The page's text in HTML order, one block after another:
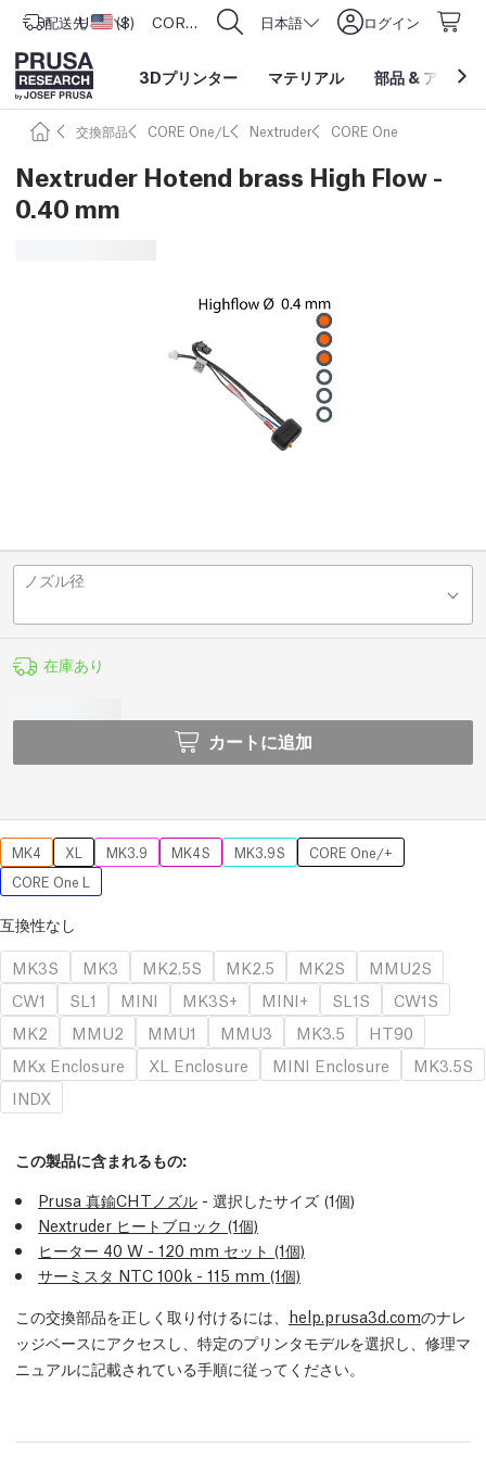
配送先 アメリカ合衆国
USD ($) CORE One L: Now In Stock! 日本語 ログイン
3Dプリンター マテリアル 部品 & アクセ
交換部品 CORE One/L Nextruder CORE One
Nextruder Hotend brass High Flow -
0.40 mm
ノズル径
在庫あり
カートに追加
MK4 XL MK3.9 MK4S MK3.9S
CORE One/+
CORE One L
互換性なし
MK3S
MK3 MK2.5S MK2.5 MK2S
MMU2S
CW1
SL1 MINI MK3S+ MINI+ SL1S
CW1S
MK2
MMU2 MMU1 MMU3 MK3.5
HT90
MKx Enclosure
XL Enclosure MINI Enclosure
MK3.5S
INDX
この製品に含まれるもの:
Prusa 真鍮CHTノズル - 選択したサイズ (1個)
Nextruder ヒートブロック (1個)
ヒーター 40 W - 120 mm セット (1個)
サーミスタ NTC 100k - 115 mm (1個)
この交換部品を正しく取り付けるには、 help.prusa3d.comのナレ
ッジベースにアクセスし、特定のプリンタモデルを選択し、修理マ
ニュアルに記載されている手順に従ってください。